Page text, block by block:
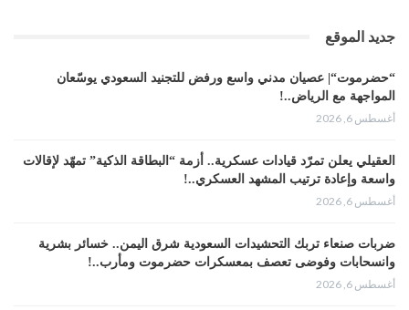
جديد الموقع
“حضرموت“| عصيان مدني واسع ورفض للتجنيد السعودي يوسّعان
المواجهة مع الرياض..!
أغسطس 6, 2026
العقيلي يعلن تمرّد قيادات عسكرية.. أزمة “البطاقة الذكية” تمهّد لإقالات
واسعة وإعادة ترتيب المشهد العسكري..!
أغسطس 6, 2026
ضربات صنعاء تربك التحشيدات السعودية شرق اليمن.. خسائر بشرية
وانسحابات وفوضى تعصف بمعسكرات حضرموت ومأرب..!
أغسطس 6, 2026